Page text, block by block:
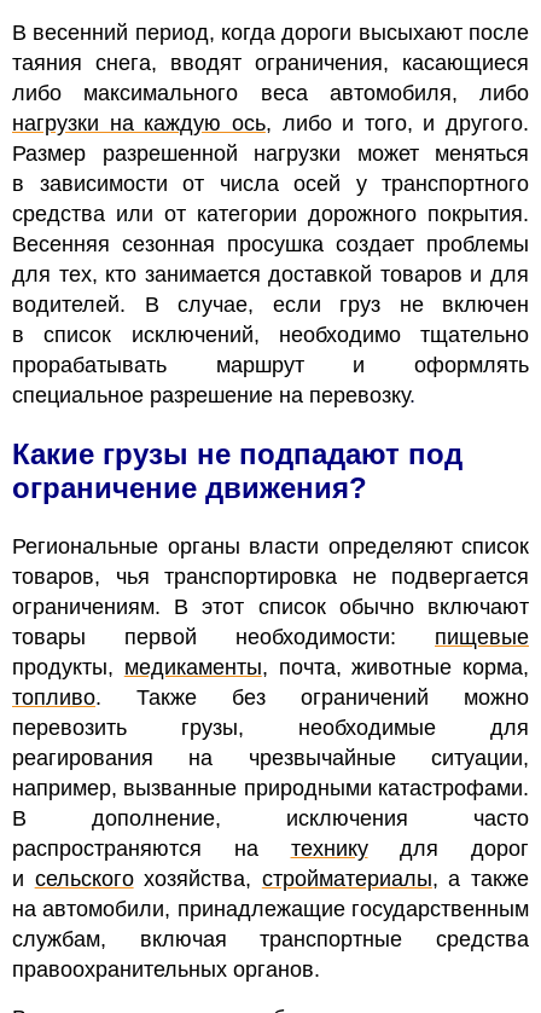
В весенний период, когда дороги высыхают после
таяния снега, вводят ограничения, касающиеся
либо максимального веса автомобиля, либо
нагрузки на каждую ось, либо и того, и другого.
Размер разрешенной нагрузки может меняться
в зависимости от числа осей у транспортного
средства или от категории дорожного покрытия.
Весенняя сезонная просушка создает проблемы
для тех, кто занимается доставкой товаров и для
водителей. В случае, если груз не включен
в список исключений, необходимо тщательно
прорабатывать маршрут и оформлять
специальное разрешение на перевозку.
Какие грузы не подпадают под
ограничение движения?
Региональные органы власти определяют список
товаров, чья транспортировка не подвергается
ограничениям. В этот список обычно включают
товары первой необходимости: пищевые
продукты, медикаменты, почта, животные корма,
топливо. Также без ограничений можно
перевозить грузы, необходимые для
реагирования на чрезвычайные ситуации,
например, вызванные природными катастрофами.
В дополнение, исключения часто
распространяются на техникудля дорог
и сельскогохозяйства, стройматериалы, а также
на автомобили, принадлежащие государственным
службам, включая транспортные средства
правоохранительных органов.